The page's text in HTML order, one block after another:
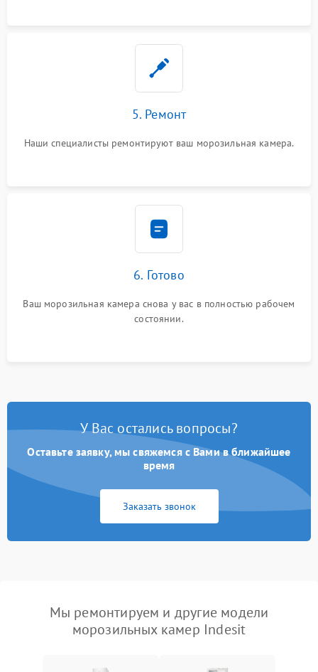
5. Ремонт
Наши специалисты ремонтируют ваш морозильная камера.
6. Готово
Ваш морозильная камера снова у вас в полностью рабочем
состоянии.
У Вас остались вопросы?
Оставьте заявку, мы свяжемся с Вами в ближайшее
время
Заказать звонок
Мы ремонтируем и другие модели
морозильных камер Indesit